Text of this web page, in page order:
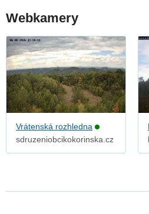
Webkamery
Vrátenská rozhledna
sdruzeniobcikokorinska.cz